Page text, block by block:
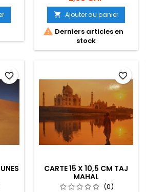
 Ajouter au panier
 Derniers articles en
stock
favorite_border
CARTE 15 X 10,5 CM TAJ
MAHAL
(0)
favorite_border